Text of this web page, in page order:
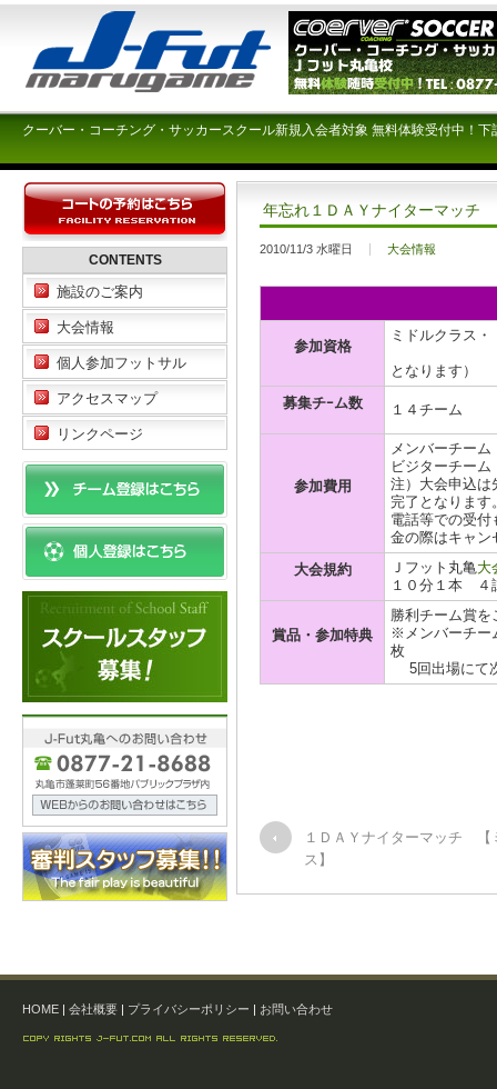
クーバー・コーチング・サッカースクール新規入会者対象 無料体験受付中！
年忘れ１ＤＡＹナイターマッチ
2010/11/3 水曜日 大会情報
参加資格
ミドルクラス
となります）
募集チｰム数
１４チーム
参加費用
メンバーチー
ビジターチー
注）大会申込は
完了となります
電話等での受
金の際はキャン
大会規約
Ｊフット丸亀 大
１０分１本 ４
賞品・参加特典
勝利チーム賞
※メンバーチー
枚
5回出場にて
１ＤＡＹナイターマッチ 【
ス】
CONTENTS
施設のご案内
大会情報
個人参加フットサル
アクセスマップ
リンクページ
HOME | 会社概要 | プライバシーポリシー | お問い合わせ